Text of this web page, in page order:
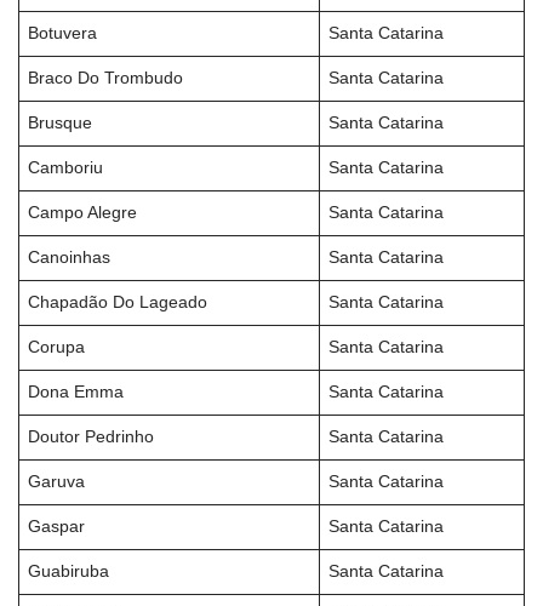
Botuvera Santa Catarina
Braco Do Trombudo Santa Catarina
Brusque Santa Catarina
Camboriu Santa Catarina
Campo Alegre Santa Catarina
Canoinhas Santa Catarina
Chapadão Do Lageado Santa Catarina
Corupa Santa Catarina
Dona Emma Santa Catarina
Doutor Pedrinho Santa Catarina
Garuva Santa Catarina
Gaspar Santa Catarina
Guabiruba Santa Catarina